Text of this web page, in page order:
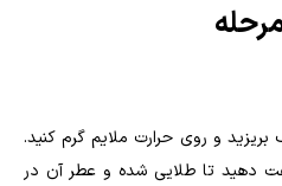
و روی حرارت ملایم گرم کنید.
دهید تا طلایی شده و عطر آن در